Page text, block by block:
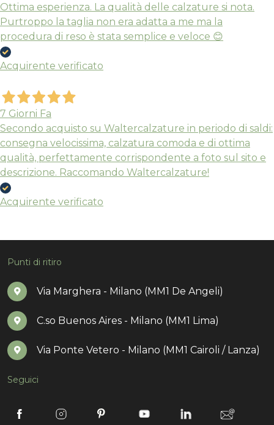
Ottima esperienza. La qualità delle calzature si nota.
Purtroppo la taglia non era adatta a me ma la
procedura di reso è stata semplice e veloce 😊
Acquirente verificato
7 Giorni Fa
Secondo acquisto su Waltercalzature in periodo di saldi:
consegna velocissima, calzatura comoda e di ottima
qualità, perfettamente corrispondente a foto sul sito e
descrizione. Raccomando Waltercalzature!
Acquirente verificato
Punti di ritiro
Via Marghera - Milano (MM1 De Angeli)
C.so Buenos Aires - Milano (MM1 Lima)
Via Ponte Vetero - Milano (MM1 Cairoli / Lanza)
Seguici